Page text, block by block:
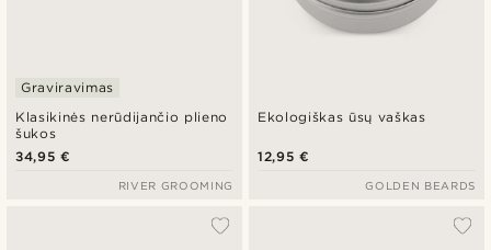
Klasikinės nerūdijančio plieno
šukos
Graviravimas
34,95 €
RIVER GROOMING
Ekologiškas ūsų vaškas
12,95 €
GOLDEN BEARDS